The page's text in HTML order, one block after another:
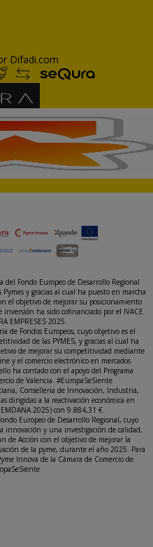
Difadi.com
del Fondo Europeo de Desarrollo Regional
y gracias al cual ha puesto en marcha
el objetivo de mejorar su posicionamiento
ha sido cofinanciado por el IVACE
EMPRESES 2025.
de Fondos Europeos, cuyo objetivo es el
de las PYMES, y gracias al cual ha
de mejorar su competitividad mediante
y el comercio electrónico en mercados
ha contado con el apoyo del Programa
de Valencia. #EuropaSeSiente
Conselleria de Innovación, Industria,
dirigidas a la reactivación económica en
2025) con 9.884,31 €.
Europeo de Desarrollo Regional, cuyo
innovación y una investigación de calidad,
de Acción con el objetivo de mejorar la
de la pyme, durante el año 2025. Para
Innova de la Cámara de Comercio de